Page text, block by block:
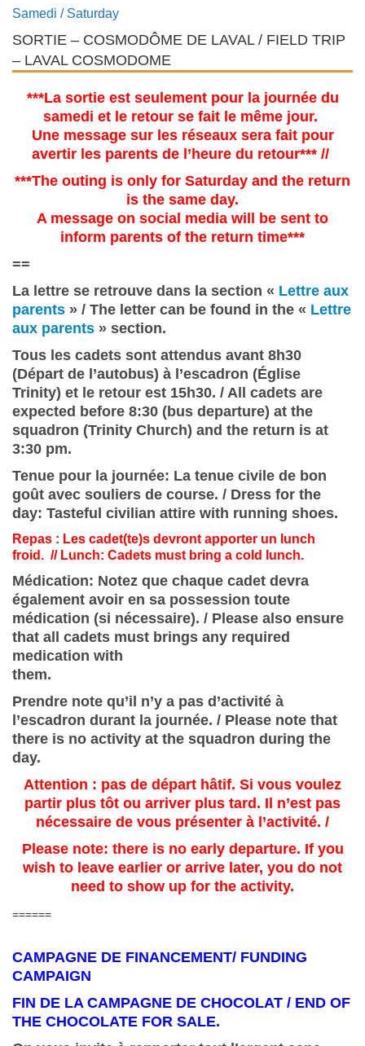
Samedi / Saturday
SORTIE – COSMODÔME DE LAVAL / FIELD TRIP
– LAVAL COSMODOME
***La sortie est seulement pour la journée du
samedi et le retour se fait le même jour.
Une message sur les réseaux sera fait pour
avertir les parents de l’heure du retour*** //
***The outing is only for Saturday and the return
is the same day.
A message on social media will be sent to
inform parents of the return time***
==
La lettre se retrouve dans la section « Lettre aux
parents » / The letter can be found in the « Lettre
aux parents » section.
Tous les cadets sont attendus avant 8h30
(Départ de l’autobus) à l’escadron (Église
Trinity) et le retour est 15h30. / All cadets are
expected before 8:30 (bus departure) at the
squadron (Trinity Church) and the return is at
3:30 pm.
Tenue pour la journée: La tenue civile de bon
goût avec souliers de course. / Dress for the
day: Tasteful civilian attire with running shoes.
Repas : Les cadet(te)s devront apporter un lunch
froid. // Lunch: Cadets must bring a cold lunch.
Médication: Notez que chaque cadet devra
également avoir en sa possession toute
médication (si nécessaire). / Please also ensure
that all cadets must brings any required
medication with
them.
Prendre note qu’il n’y a pas d’activité à
l’escadron durant la journée. / Please note that
there is no activity at the squadron during the
day.
Attention : pas de départ hâtif. Si vous voulez
partir plus tôt ou arriver plus tard. Il n’est pas
nécessaire de vous présenter à l’activité. /
Please note: there is no early departure. If you
wish to leave earlier or arrive later, you do not
need to show up for the activity.
======
CAMPAGNE DE FINANCEMENT/ FUNDING
CAMPAIGN
FIN DE LA CAMPAGNE DE CHOCOLAT / END OF
THE CHOCOLATE FOR SALE.